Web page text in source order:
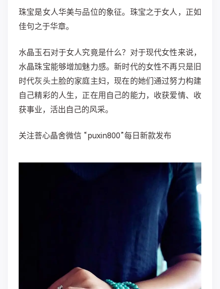
珠宝是女人华美与品位的象征。珠宝之于女人，正如
佳句之于华章。
水晶玉石对于女人究竟是什么？对于现代女性来说，
水晶珠宝能够增加魅力感。新时代的女性不再只是旧
时代灰头土脸的家庭主妇，现在的她们通过努力构建
自己精彩的人生，正在用自己的能力，收获爱情、收
获事业，活出自己的风采。
关注菩心晶舍微信 “puxin800”每日新款发布